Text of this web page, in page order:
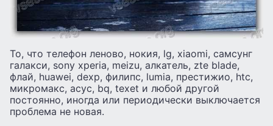
То, что телефон леново, нокия, lg, xiaomi, самсунг
галакси, sony xperia, meizu, алкатель, zte blade,
флай, huawei, dexp, филипс, lumia, престижио, htc,
микромакс, асус, bq, texet и любой другой
постоянно, иногда или периодически выключается
проблема не новая.